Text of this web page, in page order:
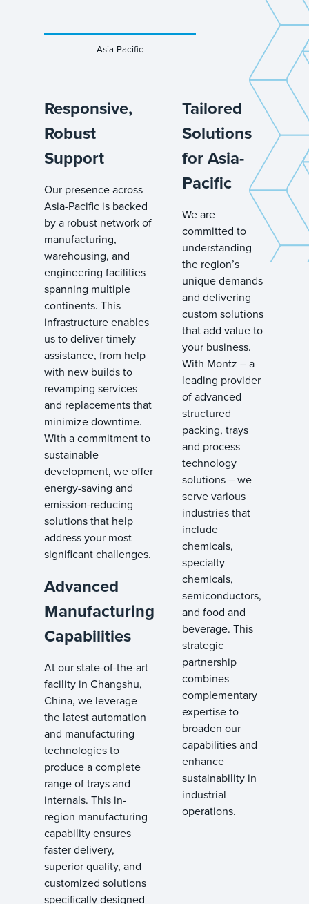
Asia-Pacific
Responsive,
Robust
Support
Our presence across
Asia-Pacific is backed
by a robust network of
manufacturing,
warehousing, and
engineering facilities
spanning multiple
continents. This
infrastructure enables
us to deliver timely
assistance, from help
with new builds to
revamping services
and replacements that
minimize downtime.
With a commitment to
sustainable
development, we offer
energy-saving and
emission-reducing
solutions that help
address your most
significant challenges.
Advanced
Manufacturing
Capabilities
At our state-of-the-art
facility in Changshu,
China, we leverage
the latest automation
and manufacturing
technologies to
produce a complete
range of trays and
internals. This in-
region manufacturing
capability ensures
faster delivery,
superior quality, and
customized solutions
specifically designed
Tailored
Solutions
for Asia-
Pacific
We are
committed to
understanding
the region’s
unique demands
and delivering
custom solutions
that add value to
your business.
With Montz – a
leading provider
of advanced
structured
packing, trays
and process
technology
solutions – we
serve various
industries that
include
chemicals,
specialty
chemicals,
semiconductors,
and food and
beverage. This
strategic
partnership
combines
complementary
expertise to
broaden our
capabilities and
enhance
sustainability in
industrial
operations.